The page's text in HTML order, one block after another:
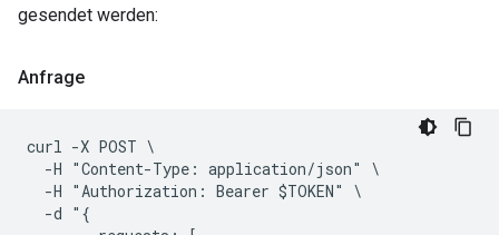
gesendet werden:
Anfrage
curl -X POST \
  -H "Content-Type: application/json" \
  -H "Authorization: Bearer $TOKEN" \
  -d "{